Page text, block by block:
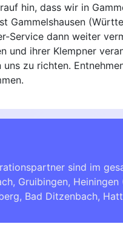
hin, dass wir in
Gammelshausen
Service dann weiter
und ihrer Klempner
zu richten.
sind im
, Gruibingen, Heiningen
, Bad Ditzenbach,